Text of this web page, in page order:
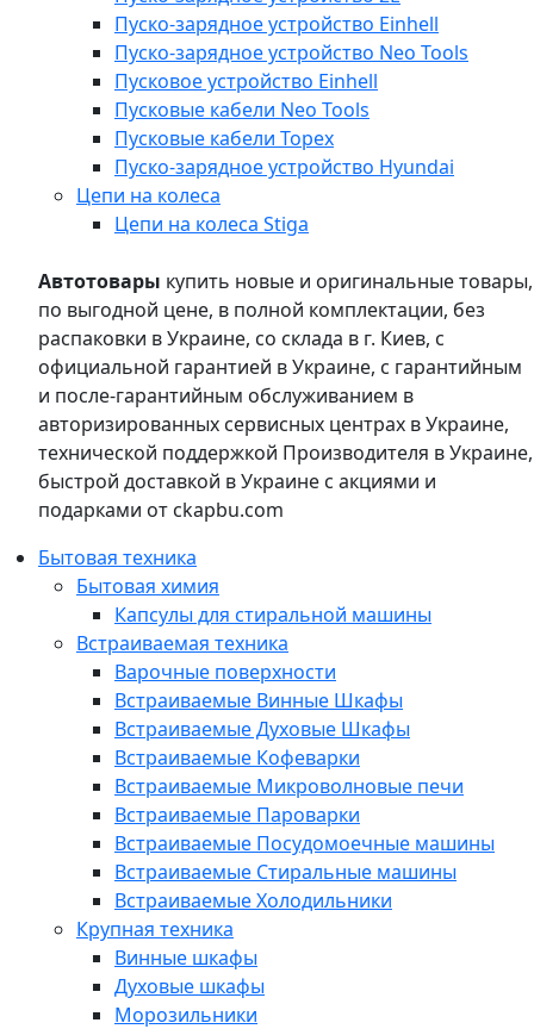
Пуско-зарядное устройство Einhell
Пуско-зарядное устройство Neo Tools
Пусковое устройство Einhell
Пусковые кабели Neo Tools
Пусковые кабели Topex
Пуско-зарядное устройство Hyundai
Цепи на колеса
Цепи на колеса Stiga
Автотовары купить новые и оригинальные товары,
по выгодной цене, в полной комплектации, без
распаковки в Украине, со склада в г. Киев, с
официальной гарантией в Украине, с гарантийным
и после-гарантийным обслуживанием в
авторизированных сервисных центрах в Украине,
технической поддержкой Производителя в Украине,
быстрой доставкой в Украине с акциями и
подарками от ckapbu.com
Бытовая техника
Бытовая химия
Капсулы для стиральной машины
Встраиваемая техника
Варочные поверхности
Встраиваемые Винные Шкафы
Встраиваемые Духовые Шкафы
Встраиваемые Кофеварки
Встраиваемые Микроволновые печи
Встраиваемые Пароварки
Встраиваемые Посудомоечные машины
Встраиваемые Стиральные машины
Встраиваемые Холодильники
Крупная техника
Винные шкафы
Духовые шкафы
Морозильники